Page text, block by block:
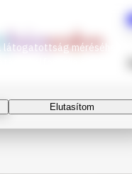
látogatottság méréséhez
elfogadja a sütik
Elutasítom